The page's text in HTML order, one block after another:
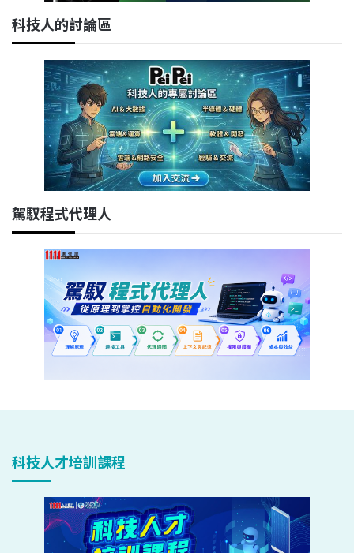
科技人的討論區
駕馭程式代理人
科技人才培訓課程